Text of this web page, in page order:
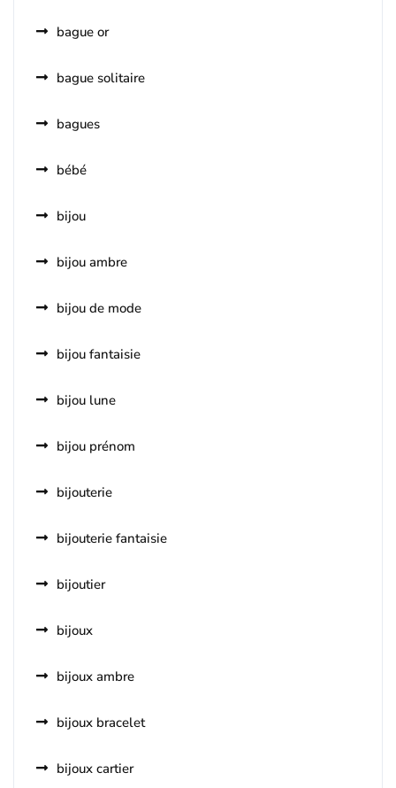
bague or
bague solitaire
bagues
bébé
bijou
bijou ambre
bijou de mode
bijou fantaisie
bijou lune
bijou prénom
bijouterie
bijouterie fantaisie
bijoutier
bijoux
bijoux ambre
bijoux bracelet
bijoux cartier